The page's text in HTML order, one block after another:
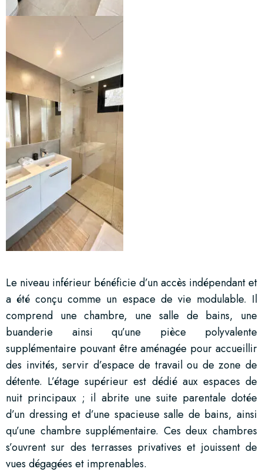
Le niveau inférieur bénéficie d’un accès indépendant et
a été conçu comme un espace de vie modulable. Il
comprend une chambre, une salle de bains, une
buanderie ainsi qu’une pièce polyvalente
supplémentaire pouvant être aménagée pour accueillir
des invités, servir d’espace de travail ou de zone de
détente. L’étage supérieur est dédié aux espaces de
nuit principaux ; il abrite une suite parentale dotée
d’un dressing et d’une spacieuse salle de bains, ainsi
qu’une chambre supplémentaire. Ces deux chambres
s’ouvrent sur des terrasses privatives et jouissent de
vues dégagées et imprenables.